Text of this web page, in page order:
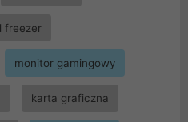
freezer
monitor gamingowy
karta graficzna